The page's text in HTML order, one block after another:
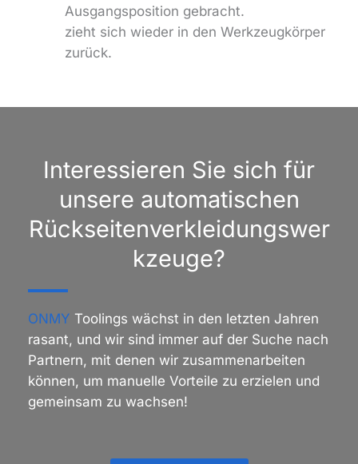
Ausgangsposition gebracht.
zieht sich wieder in den Werkzeugkörper
zurück.
Interessieren Sie sich für
unsere automatischen
Rückseitenverkleidungswer
kzeuge?
ONMY Toolings wächst in den letzten Jahren
rasant, und wir sind immer auf der Suche nach
Partnern, mit denen wir zusammenarbeiten
können, um manuelle Vorteile zu erzielen und
gemeinsam zu wachsen!